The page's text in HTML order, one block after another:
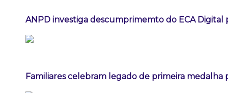
ANPD investiga descumprimemto do ECA Digital
Familiares celebram legado de primeira medalha